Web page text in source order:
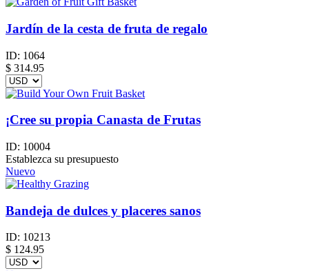
Jardín de la cesta de fruta de regalo
ID: 1064
$ 314.95
¡Cree su propia Canasta de Frutas
ID: 10004
Establezca su presupuesto
Nuevo
Bandeja de dulces y placeres sanos
ID: 10213
$ 124.95